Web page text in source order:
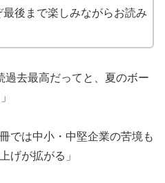
最後まで楽しみながらお読み
去最高だってと、夏のボー
では中小・中堅企業の苦境も
げが拡がる」